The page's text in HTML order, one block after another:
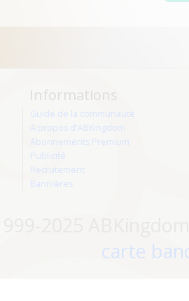
Informations
Guide de la communauté
A propos d'ABKingdom
Abonnements Premium
Publicité
Recrutement
Bannières
carte